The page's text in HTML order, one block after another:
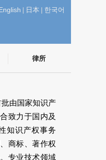
| 日本 | 한국어
律所
由国家知识产
致力于国内及
知识产权事务
商标、著作权
专业技术领域